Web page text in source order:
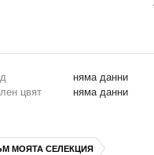
няма данни
цвят
няма данни
МОЯТА СЕЛЕКЦИЯ